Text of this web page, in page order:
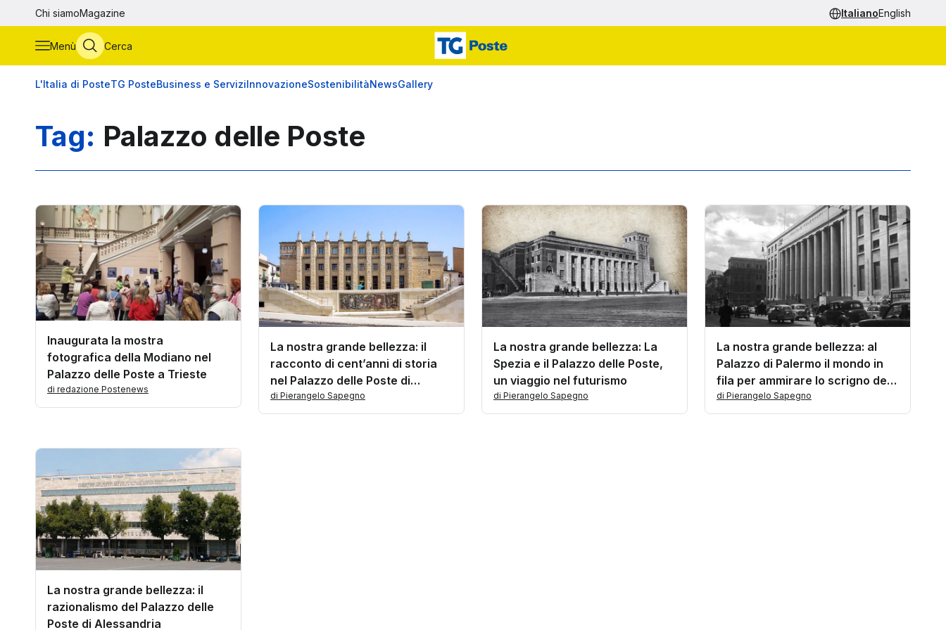
Vai al contenuto principale
Chi siamoMagazine ItalianoEnglish
Menù Cerca
L'Italia di PosteTG PosteBusiness e ServiziInnovazioneSostenibilitàNewsGallery
Tag: Palazzo delle Poste
Inaugurata la mostra
fotografica della Modiano nel
Palazzo delle Poste a Trieste
di redazione Postenews
La nostra grande bellezza: il
racconto di cent’anni di storia
nel Palazzo delle Poste di
Ragusa
di Pierangelo Sapegno
La nostra grande bellezza: La
Spezia e il Palazzo delle Poste,
un viaggio nel futurismo
di Pierangelo Sapegno
La nostra grande bellezza: al
Palazzo di Palermo il mondo in
fila per ammirare lo scrigno dei
nostri tesori
di Pierangelo Sapegno
La nostra grande bellezza: il
razionalismo del Palazzo delle
Poste di Alessandria